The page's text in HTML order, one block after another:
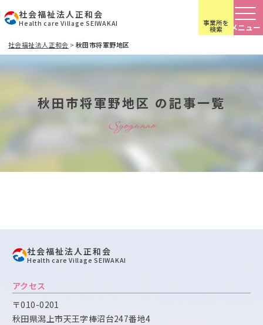
社会福祉法人正和会
Health care Village SEIWAKAI
社会福祉法人正和会 >秋田市将軍野地区
事業所を
検索
秋田市将軍野地区 の記事一覧
Syogunno
社会福祉法人正和会
Health care Village SEIWAKAI
アクセス
〒010-0201
秋田県潟上市天王字棒沼台247番地4